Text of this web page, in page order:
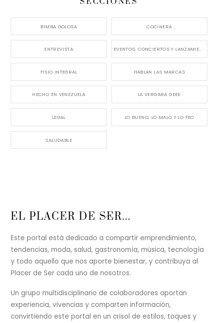
BIMBA GOLOSA COCINERA
ENTREVISTA EVENTOS, CONCIERTOS Y LANZAMIENTOS
FISIO INTEGRAL HABLAN LAS MARCAS
HECHO EN VENEZUELA LA VERGARA GEEK
LEGAL LO BUENO, LO MALO Y LO FEO
SALUDABLE
Back
Top
EL PLACER DE SER...
Este portal está dedicado a compartir emprendimiento,
tendencias, moda, salud, gastronomía, música, tecnología
y todo aquello que nos aporte bienestar, y contribuya al
Placer de Ser cada uno de nosotros.
Un grupo multidisciplinario de colaboradores aportan
experiencia, vivencias y comparten información,
convirtiendo este portal en un crisol de estilos, toques y